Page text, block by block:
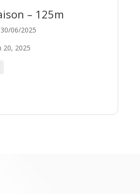
– 125m
30/06/2025
20, 2025